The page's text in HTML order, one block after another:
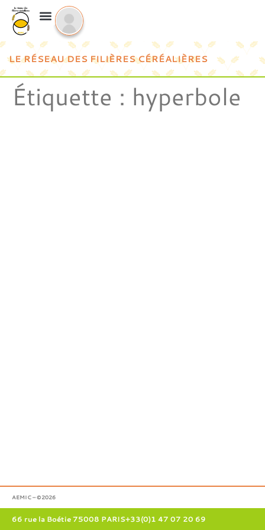
LE RÉSEAU DES FILIÈRES CÉRÉALIÈRES
Étiquette : hyperbole
AEMIC – ©2026
66 rue la Boétie 75008 PARIS+33(0)1 47 07 20 69